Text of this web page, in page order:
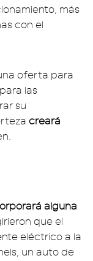
más
con el
oferta para
las
su
creará
alguna
que el
eléctrico a la
un auto de